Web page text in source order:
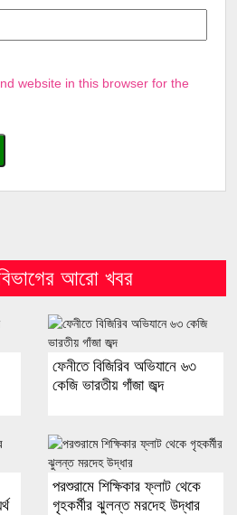
website in this browser for the
আরো খবর
ফেনীতে বিজিরিব অভিযানে ৬৩
কেজি ভারতীয় গাঁজা জব্দ
পরশুরামে শিক্ষিকার ফ্লাট থেকে
গৃহকর্মীর ঝুলন্ত মরদেহ উদ্ধার